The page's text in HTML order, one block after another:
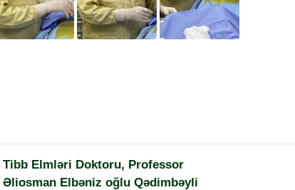
Tibb Elmləri Doktoru, Professor
Əliosman Elbəniz oğlu Qədimbəyli